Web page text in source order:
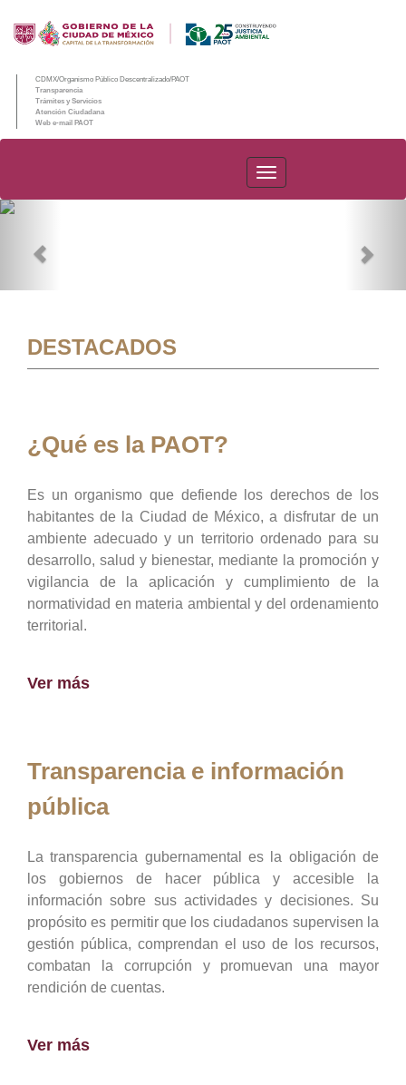
CDMX/Organismo Público Descentralizado/PAOT
Transparencia
Trámites y Servicios
Atención Ciudadana
Web e-mail PAOT
PAOT
DESTACADOS
¿Qué es la PAOT?
Es un organismo que defiende los derechos de los
habitantes de la Ciudad de México, a disfrutar de un
ambiente adecuado y un territorio ordenado para su
desarrollo, salud y bienestar, mediante la promoción y
vigilancia de la aplicación y cumplimiento de la
normatividad en materia ambiental y del ordenamiento
territorial.
Ver más
Transparencia e información
pública
La transparencia gubernamental es la obligación de
los gobiernos de hacer pública y accesible la
información sobre sus actividades y decisiones. Su
propósito es permitir que los ciudadanos supervisen la
gestión pública, comprendan el uso de los recursos,
combatan la corrupción y promuevan una mayor
rendición de cuentas.
Ver más